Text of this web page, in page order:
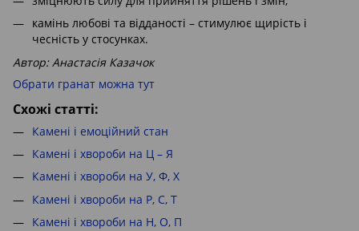
камінь любові та відданості – стимулює щирість і
чесність у стосунках.
Автор: Анастасія Казачок
Обрати гранат можна тут
Схожі статті:
Камені і емоційний стан
Камені і хвороби на Ц – Я
Камені і хвороби на У, Ф, Х
Камені і хвороби на Р, С, Т
Камені і хвороби на Н, О, П